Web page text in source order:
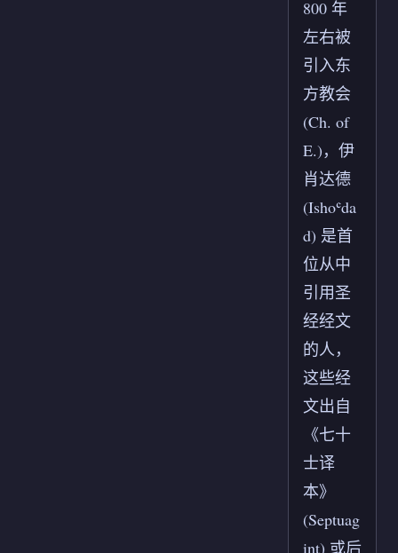
800 年
左右被
引入东
方教会
(Ch. of
E.)，伊
肖达德
(Ishoʿda
d) 是首
位从中
引用圣
经经文
的人，
这些经
文出自
《七十
士译
本》
(Septuag
int) 或后